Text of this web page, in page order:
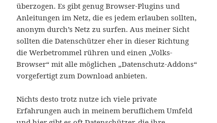
überzogen. Es gibt genug Browser-Plugins und
Anleitungen im Netz, die es jedem erlauben sollten,
anonym durch’s Netz zu surfen. Aus meiner Sicht
sollten die Datenschützer eher in dieser Richtung
die Werbetrommel rühren und einen „Volks-
Browser“ mit alle möglichen „Datenschutz-Addons“
vorgefertigt zum Download anbieten.
Nichts desto trotz nutze ich viele private
Erfahrungen auch in meinem beruflichem Umfeld